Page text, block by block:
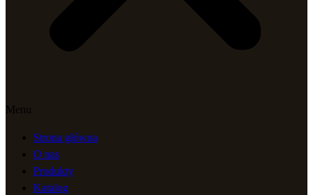
Menu
Strona główna
O nas
Produkty
Katalog